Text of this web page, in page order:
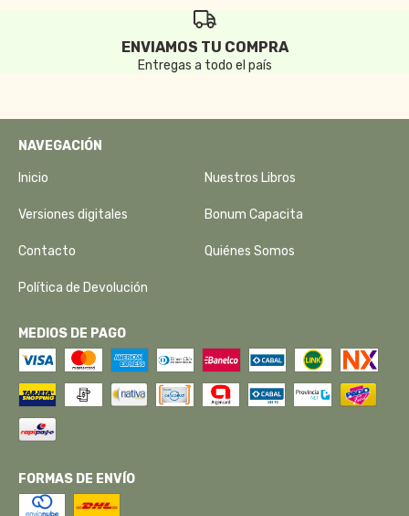
ENVIAMOS TU COMPRA
Entregas a todo el país
NAVEGACIÓN
Inicio Nuestros Libros
Versiones digitales Bonum Capacita
Contacto Quiénes Somos
Política de Devolución
MEDIOS DE PAGO
FORMAS DE ENVÍO